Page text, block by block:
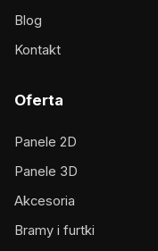
Blog
Kontakt
Oferta
Panele 2D
Panele 3D
Akcesoria
Bramy i furtki